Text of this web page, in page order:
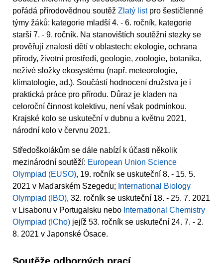
pořádá přírodovědnou soutěž Zlatý listpro šestičlenné
týmy žáků: kategorie mladší 4. - 6. ročník, kategorie
starší 7. - 9. ročník. Na stanovištích soutěžní stezky se
prověřují znalosti dětí v oblastech: ekologie, ochrana
přírody, životní prostředí, geologie, zoologie, botanika,
neživé složky ekosystému (např. meteorologie,
klimatologie, ad.). Součástí hodnocení družstva je i
praktická práce pro přírodu. Důraz je kladen na
celoroční činnost kolektivu, není však podmínkou.
Krajské kolo se uskuteční v dubnu a květnu 2021,
národní kolo v červnu 2021.
Středoškolákům se dále nabízí k účasti několik
mezinárodní soutěží: European Union Science
Olympiad (EUSO), 19. ročník se uskuteční 8. - 15. 5.
2021 v Maďarském Szegedu; International Biology
Olympiad (IBO), 32. ročník se uskuteční 18. - 25. 7. 2021
v Lisabonu v Portugalsku nebo International Chemistry
Olympiad (ICho) jejíž 53. ročník se uskuteční 24. 7. - 2.
8. 2021 v Japonské Ósace.